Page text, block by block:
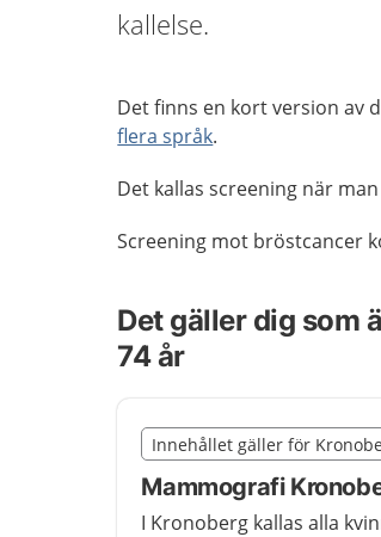
kallelse.
Det finns en kort version av
flera språk.
Det kallas screening när
Screening mot bröstcancer
Det gäller dig som
74 år
Nedan innehåll gäller region
Innehållet gäller för
Mammografi
I Kronoberg kallas alla
Slut på det regionala